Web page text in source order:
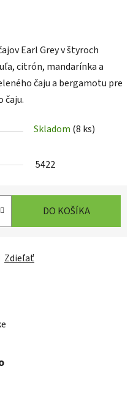
Earl Grey v štyroch
citrón, mandarínka a
čaju a bergamotu pre
čaju.
Skladom (8 ks)
5422
DO KOŠÍKA
Zdieľať